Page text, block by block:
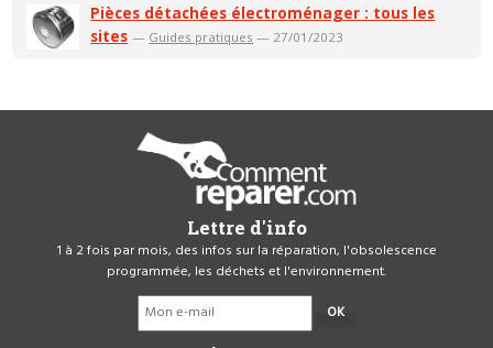
Pièces détachées électroménager : tous les
sites — Guides pratiques — 27/01/2023
Lettre d'info
1 à 2 fois par mois, des infos sur la réparation, l'obsolescence
programmée, les déchets et l'environnement.
OK